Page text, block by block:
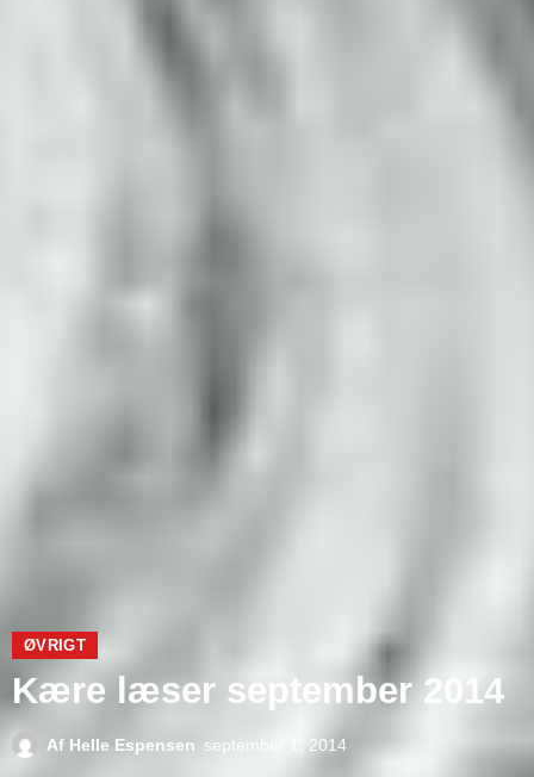
ØVRIGT
Kære læser september 2014
Af Helle Espensen september 1, 2014